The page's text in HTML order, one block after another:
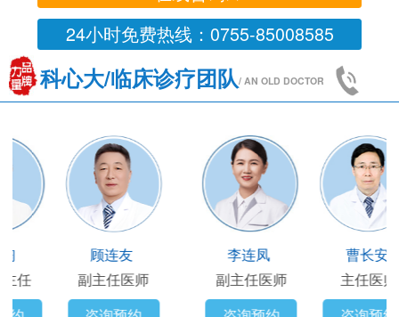
24小时免费热线：0755-85008585
科心大/临床诊疗团队/ AN OLD DOCTOR
主任医师
临床部主任
顾连友
副主任医师